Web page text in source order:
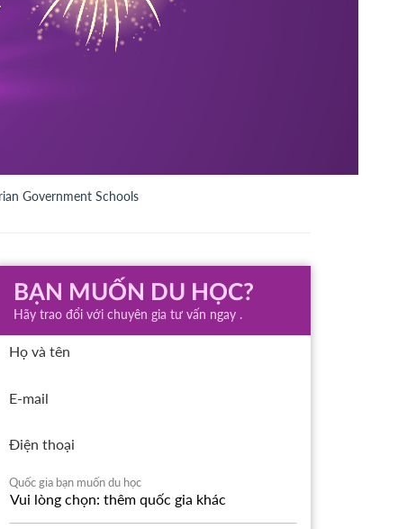
Government Schools
BẠN MUỐN DU HỌC?
Hãy trao đổi với chuyên gia tư vấn ngay .
Họ và tên
E-mail
Điện thoại
Quốc gia bạn muốn du học